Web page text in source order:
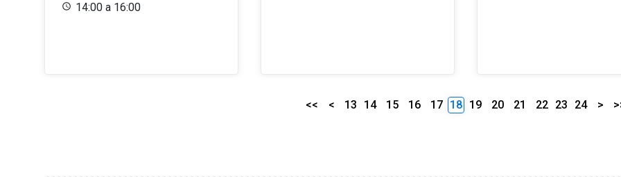
14:00 a 16:00
<< < 13 14 15 16 17 18 19 20 21 22 23 24 >